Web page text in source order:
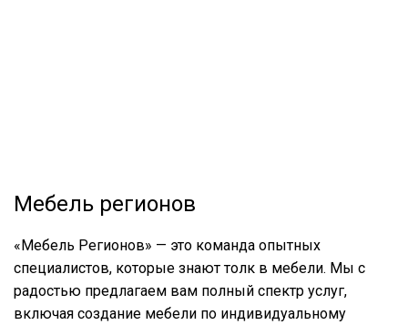
Мебель регионов
«Мебель Регионов» — это команда опытных
специалистов, которые знают толк в мебели. Мы с
радостью предлагаем вам полный спектр услуг,
включая создание мебели по индивидуальному